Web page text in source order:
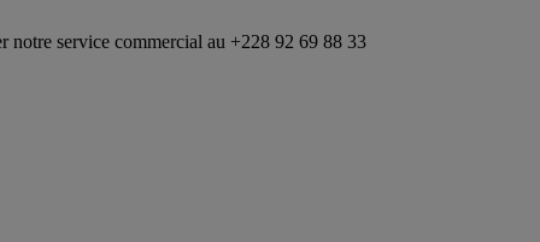
commercial au +228 92 69 88 33